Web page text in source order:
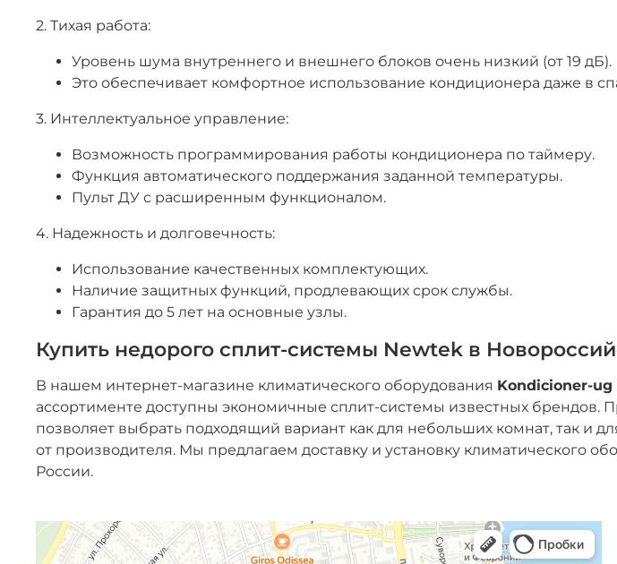
2. Тихая работа:
Уровень шума внутреннего и внешнего блоков очень низкий (от 19 дБ).
Это обеспечивает комфортное использование кондиционера даже в
3. Интеллектуальное управление:
Возможность программирования работы кондиционера по таймеру.
Функция автоматического поддержания заданной температуры.
Пульт ДУ с расширенным функционалом.
4. Надежность и долговечность:
Использование качественных комплектующих.
Наличие защитных функций, продлевающих срок службы.
Гарантия до 5 лет на основные узлы.
Купить недорого сплит-системы Newtek в
В нашем интернет-магазине климатического оборудования Kondicioner-ug
ассортименте доступны экономичные сплит-системы известных брендов.
позволяет выбрать подходящий вариант как для небольших комнат, так
от производителя. Мы предлагаем доставку и установку климатического
России.